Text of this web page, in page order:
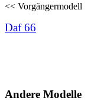
<< Vorgängermodell
Daf 66
Andere Modelle